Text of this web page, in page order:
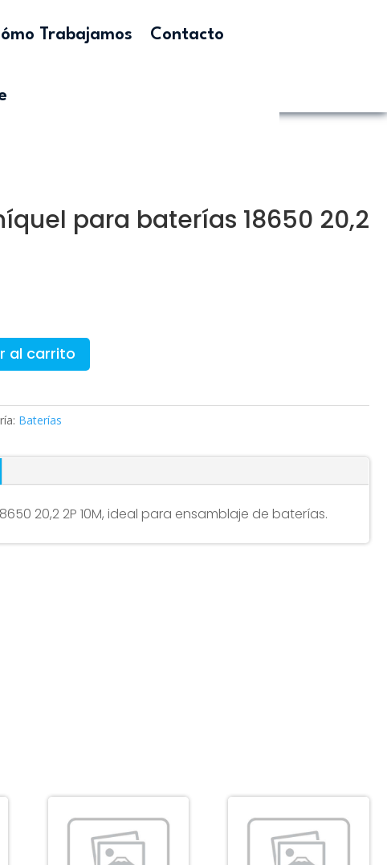
Trabajamos Contacto
para baterías 18650 20,2
al carrito
Baterías
20,2 2P 10M, ideal para ensamblaje de baterías.